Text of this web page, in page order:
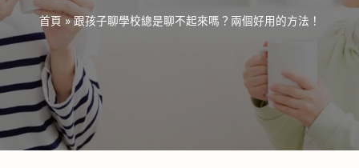
首頁 » 跟孩子聊學校總是聊不起來嗎？兩個好用的方法！